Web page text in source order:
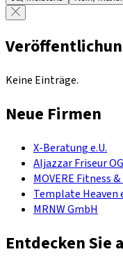
Keine Einträge.
Neue Firmen
X-Beratung e.U.
Aljazzar Friseur OG
MOVERE Fitness
Template Heaven
MRNW GmbH
Entdecken Sie